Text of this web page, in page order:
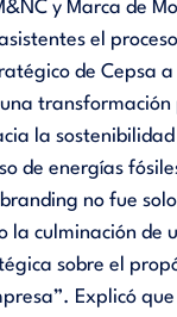
y Marca de
el
de Cepsa a
transformación
la
de energías
no fue
la culminación de
sobre el
Explicó